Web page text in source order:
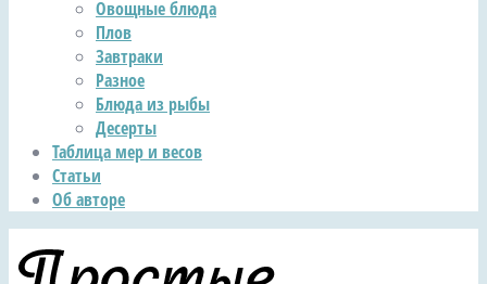
Овощные блюда
Плов
Завтраки
Разное
Блюда из рыбы
Десерты
Таблица мер и весов
Статьи
Об авторе